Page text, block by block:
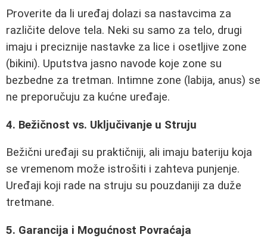
Proverite da li uređaj dolazi sa nastavcima za
različite delove tela. Neki su samo za telo, drugi
imaju i preciznije nastavke za lice i osetljive zone
(bikini). Uputstva jasno navode koje zone su
bezbedne za tretman. Intimne zone (labija, anus) se
ne preporučuju za kućne uređaje.
4. Bežičnost vs. Uključivanje u Struju
Bežični uređaji su praktičniji, ali imaju bateriju koja
se vremenom može istrošiti i zahteva punjenje.
Uređaji koji rade na struju su pouzdaniji za duže
tretmane.
5. Garancija i Mogućnost Povraćaja